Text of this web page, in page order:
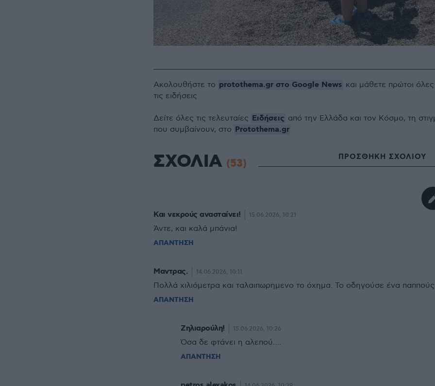
Ακολουθήστε το protothema.gr στο Google News και μάθετε πρώτοι όλες
τις ειδήσεις
Δείτε όλες τις τελευταίες Ειδήσεις από την Ελλάδα και τον Κόσμο, τη
που συμβαίνουν, στο Protothema.gr
ΣΧΟΛΙΑ (53) ΠΡΟΣΘΗΚΗ ΣΧΟΛΙΟΥ
Και νεκρούς ανασταίνει! 15.06.2026, 10:21
Άντε, και καλά μπάνια!
ΑΠΑΝΤΗΣΗ
Μαντρας. 14.06.2026, 10:11
Πολλά χιλιόμετρα και ταλαιπωρημενο το όχημα. Το οδηγούσε ένα
ΑΠΑΝΤΗΣΗ
Ζηλιαρούλη! 15.06.2026, 10:26
Όσα δε φτάνει η αλεπού….
ΑΠΑΝΤΗΣΗ